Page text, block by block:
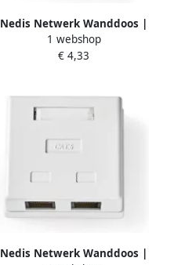
Nedis Netwerk Wanddoos |
Opbouw | 1 poort(en) | UTP
CAT6 | Recht | Female |
1 webshop
€ 4,33
Nedis Netwerk Wanddoos |